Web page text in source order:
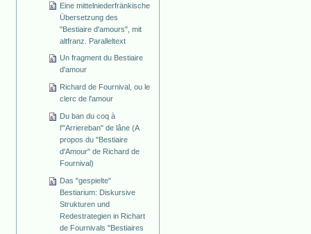
Eine mittelniederfränkische
Übersetzung des
"Bestiaire d'amours", mit
altfranz. Paralleltext
Un fragment du Bestiaire
d'amour
Richard de Fournival, ou le
clerc de l'amour
Du ban du coq à
l'"Arriereban" de lâne (A
propos du "Bestiaire
d'Amour" de Richard de
Fournival)
Das "gespielte"
Bestiarium: Diskursive
Strukturen und
Redestrategien in Richart
de Fournivals "Bestiaires